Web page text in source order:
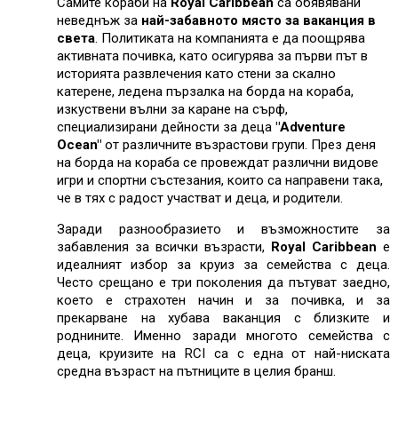
неведнъж за най-забавното място за ваканция в
света. Политиката на компанията е да поощрява
активната почивка, като осигурява за първи път в
историята развлечения като стени за скално
катерене, ледена пързалка на борда на кораба,
изкуствени вълни за каране на сърф,
специализирани дейности за деца "Adventure
Ocean"от различните възрастови групи. През деня
на борда на кораба се провеждат различни видове
игри и спортни състезания, които са направени така,
че в тях с радост участват и деца, и родители.
Заради разнообразието и възможностите за
забавления за всички възрасти, Royal Caribbean е
идеалният избор за круиз за семейства с деца.
Често срещано е три поколения да пътуват заедно,
което е страхотен начин и за почивка, и за
прекарване на хубава ваканция с близките и
роднините. Именно заради многото семейства с
деца, круизите на RCI са с една от най-ниската
средна възраст на пътниците в целия бранш.